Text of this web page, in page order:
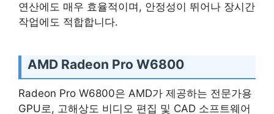
연산에도 매우 효율적이며, 안정성이 뛰어나 장시간
작업에도 적합합니다.
AMD Radeon Pro W6800
Radeon Pro W6800은 AMD가 제공하는 전문가용
GPU로, 고해상도 비디오 편집 및 CAD 소프트웨어